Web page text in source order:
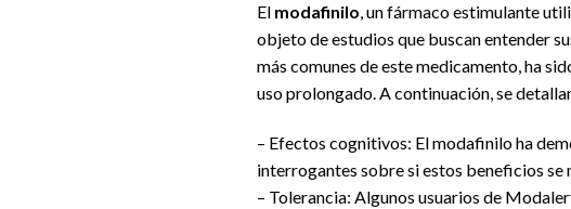
El modafinilo, un fármaco estimulante
objeto de estudios que buscan entender
más comunes de este medicamento, ha
uso prolongado. A continuación, se
– Efectos cognitivos: El modafinilo ha
interrogantes sobre si estos beneficios se
– Tolerancia: Algunos usuarios de